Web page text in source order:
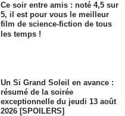
Ce soir entre amis : noté 4,5 sur
5, il est pour vous le meilleur
film de science-fiction de tous
les temps !
Un Si Grand Soleil en avance :
résumé de la soirée
exceptionnelle du jeudi 13 août
2026 [SPOILERS]